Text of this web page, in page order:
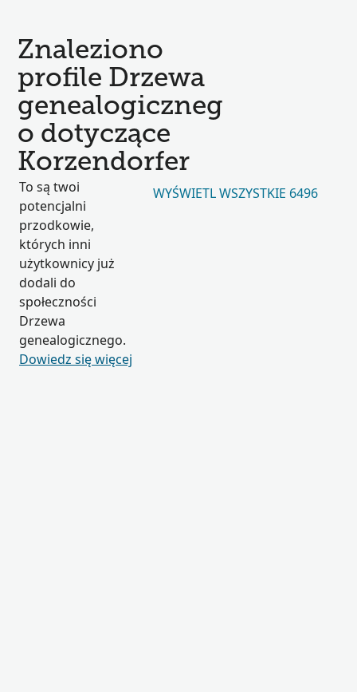
Znaleziono
profile Drzewa
genealogiczneg
o dotyczące
Korzendorfer
To są twoi
potencjalni
przodkowie,
których inni
użytkownicy już
dodali do
społeczności
Drzewa
genealogicznego.
Dowiedz się więcej
WYŚWIETL WSZYSTKIE 6496